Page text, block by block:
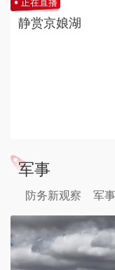
正在直播
静赏京娘湖
军事
防务新观察 军